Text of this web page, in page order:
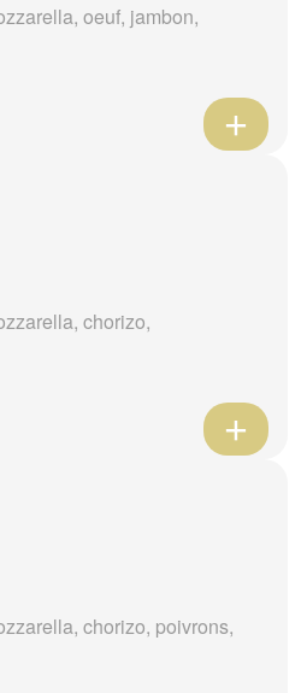
oeuf, jambon,
chorizo,
chorizo, poivrons,